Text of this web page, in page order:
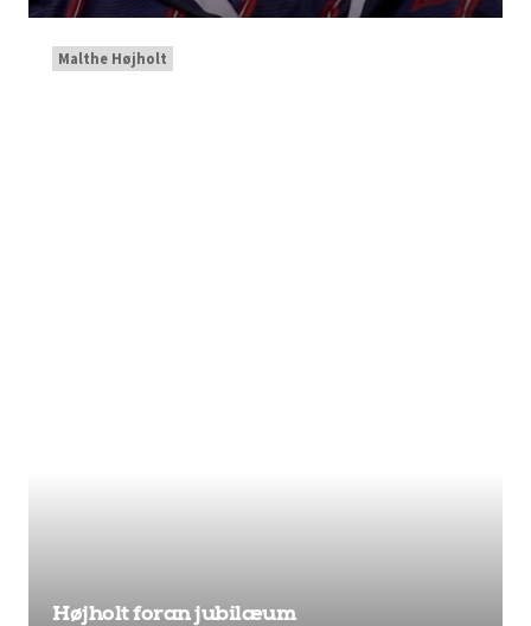
Højholt foran jubilæum
Malthe Højholt